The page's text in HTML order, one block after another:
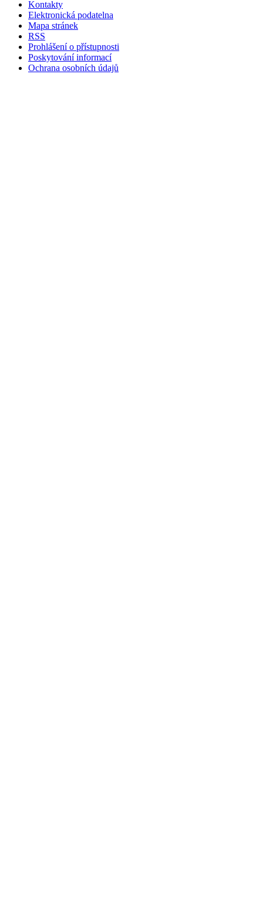
Kontakty
Elektronická podatelna
Mapa stránek
RSS
Prohlášení o přístupnosti
Poskytování informací
Ochrana osobních údajů